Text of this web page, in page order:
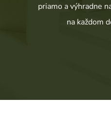
priamo a výhradne
na každom